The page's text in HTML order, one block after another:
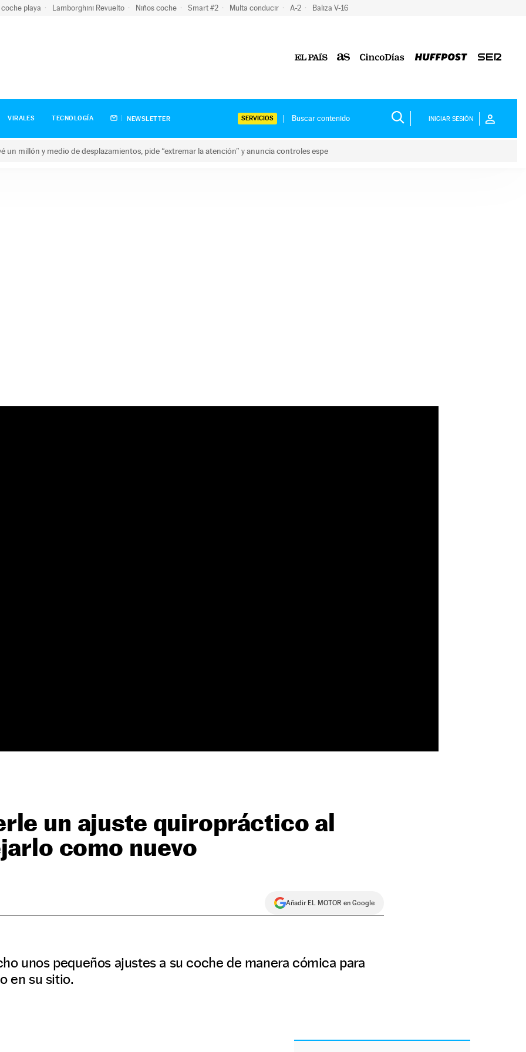
coche playa Lamborghini Revuelto Niños coche Smart #2 Multa conducir A-2 Baliza V-16
VIRALES TECNOLOGÍA NEWSLETTER SERVICIOS INICIAR SESIÓN
un millón y medio de desplazamientos, pide “extremar la atención” y anuncia controles espe
un ajuste quiropráctico al
como nuevo
Añadir EL MOTOR en Google
unos pequeños ajustes a su coche de manera cómica para
en su sitio.